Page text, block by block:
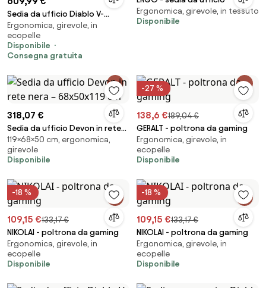
Sedia da ufficio Diablo V-
Modular: Carbon Black
Ergonomica, girevole, in
ecopelle
Disponibile
Consegna gratuita
Ergonomica, girevole, in tessuto
Disponibile
318,07 €
Sedia da ufficio Devon in rete
nera – 68x50x119 cm
119×68×50 cm, ergonomica,
girevole
Disponibile
-27 %
138,6 €189,04 €
GERALT - poltrona da gaming
Ergonomica, girevole, in
ecopelle
Disponibile
-18 %
109,15 €133,17 €
NIKOLAI - poltrona da gaming
Ergonomica, girevole, in
ecopelle
Disponibile
-18 %
109,15 €133,17 €
NIKOLAI - poltrona da gaming
Ergonomica, girevole, in
ecopelle
Disponibile